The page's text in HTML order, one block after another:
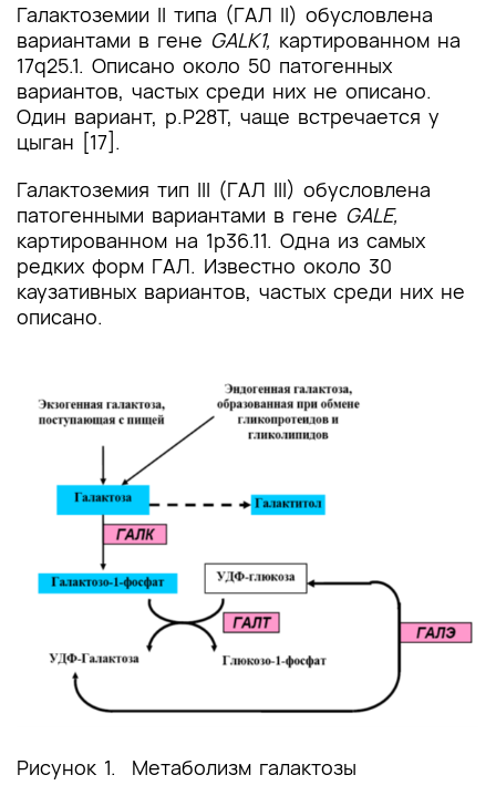
Галактоземии II типа (ГАЛ II) обусловлена
вариантами в гене GALK1, картированном на
17q25.1. Описано около 50 патогенных
вариантов, частых среди них не описано.
Один вариант, p.P28T, чаще встречается у
цыган [17].
Галактоземия тип III (ГАЛ III) обусловлена
патогенными вариантами в гене GALE,
картированном на 1р36.11. Одна из самых
редких форм ГАЛ. Известно около 30
каузативных вариантов, частых среди них не
описано.
Рисунок 1. Метаболизм галактозы